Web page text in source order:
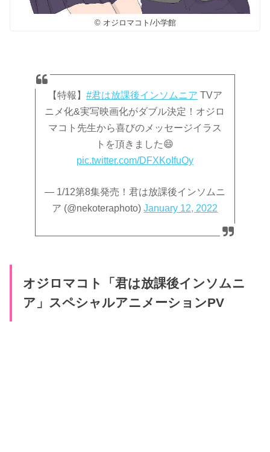
© オジロマコト/小学館
【特報】 #君は放課後インソムニア TVア
ニメ化&実写映画化がダブル決定！オジロ
マコト先生から喜びのメッセージイラス
トを頂きました😄
pic.twitter.com/DFXKoIfuOy
— 1/12第8集発売！君は放課後インソムニ
ア (@nekoteraphoto)January 12, 2022
オジロマコト「君は放課後インソムニ
ア」スペシャルアニメーションPV